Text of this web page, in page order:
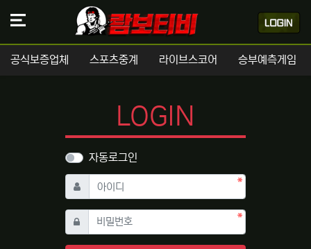
공식보증업체 스포츠중계 라이브스코어 승부예측게임
LOGIN
자동로그인
아이디 필수
비밀번호필수